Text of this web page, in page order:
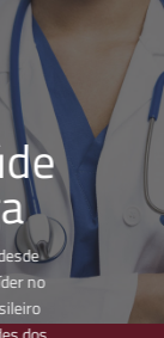
no